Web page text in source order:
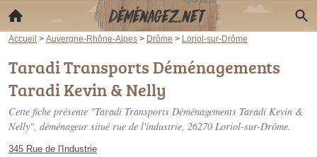
Accueil > Auvergne-Rhône-Alpes > Drôme > Loriol-sur-Drôme
Taradi Transports Déménagements
Taradi Kevin & Nelly
Cette fiche présente "Taradi Transports Déménagements Taradi Kevin &
Nelly", déménageur situé rue de l'industrie, 26270 Loriol-sur-Drôme.
345 Rue de l'Industrie